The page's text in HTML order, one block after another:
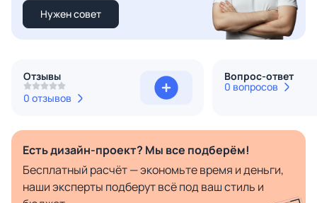
Нужен совет
Отзывы
0 отзывов
Вопрос-ответ
0 вопросов
Есть дизайн-проект? Мы все подберём!
Бесплатный расчёт — экономьте время и деньги,
наши эксперты подберут всё под ваш стиль и